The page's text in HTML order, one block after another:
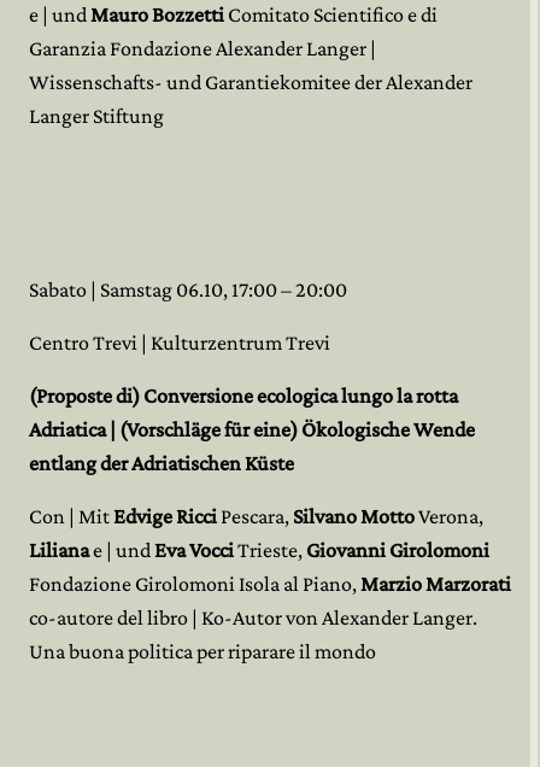
e | und Mauro Bozzetti Comitato Scientifico e di
Garanzia Fondazione Alexander Langer |
Wissenschafts- und Garantiekomitee der Alexander
Langer Stiftung
Sabato | Samstag 06.10, 17:00 – 20:00
Centro Trevi | Kulturzentrum Trevi
(Proposte di) Conversione ecologica lungo la rotta
Adriatica | (Vorschläge für eine) Ökologische Wende
entlang der Adriatischen Küste
Con | MitEdvige Ricci Pescara, Silvano MottoVerona,
Lilianae | und Eva VocciTrieste, Giovanni Girolomoni
Fondazione Girolomoni Isola al Piano, Marzio Marzorati
co-autore del libro | Ko-Autor von Alexander Langer.
Una buona politica per riparare il mondo